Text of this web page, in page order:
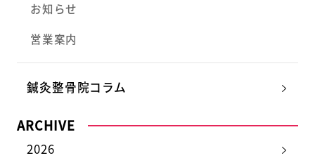
お知らせ
営業案内
鍼灸整骨院コラム
ARCHIVE
2026